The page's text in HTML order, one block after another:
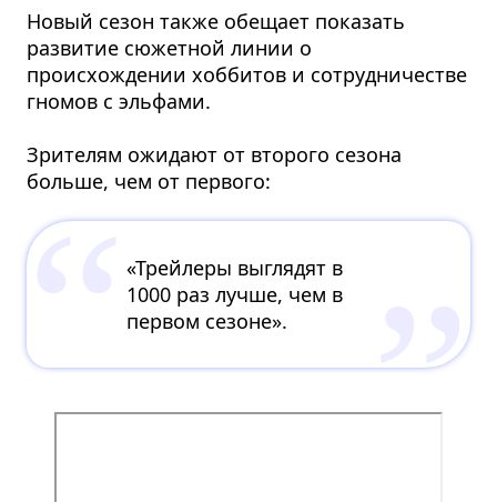
Новый сезон также обещает показать
развитие сюжетной линии о
происхождении хоббитов и сотрудничестве
гномов с эльфами​.
Зрителям ожидают от второго сезона
больше, чем от первого:
«Трейлеры выглядят в
1000 раз лучше, чем в
первом сезоне».